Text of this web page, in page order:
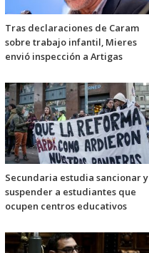
Tras declaraciones de Caram
sobre trabajo infantil, Mieres
envió inspección a Artigas
Secundaria estudia sancionar y
suspender a estudiantes que
ocupen centros educativos